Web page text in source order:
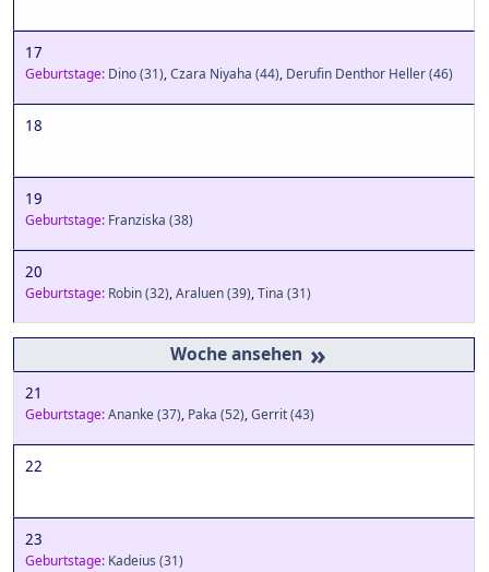
17
Geburtstage: Dino(31),Czara Niyaha (44), Derufin Denthor Heller(46)
18
19
Geburtstage: Franziska (38)
20
Geburtstage: Robin(32),Araluen(39),Tina (31)
»
21
Geburtstage:Ananke(37), Paka (52),Gerrit(43)
22
23
Geburtstage: Kadeius (31)